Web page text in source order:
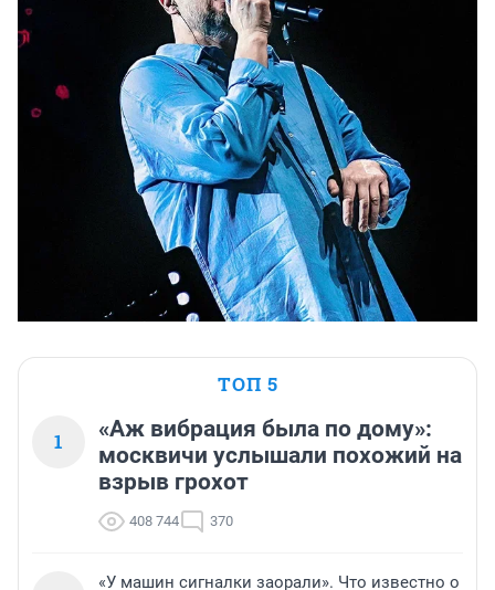
ТОП 5
1
«Аж вибрация была по дому»:
москвичи услышали похожий на
взрыв грохот
408 744 370
«У машин сигналки заорали». Что известно о